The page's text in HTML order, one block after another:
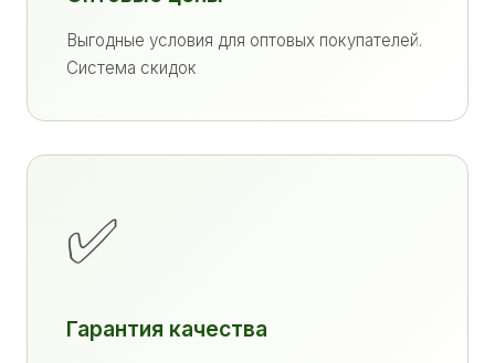
Выгодные условия для оптовых покупателей.
Система скидок
✅
Гарантия качества